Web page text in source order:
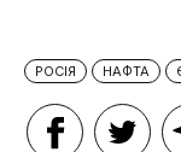
РОСІЯ НАФТА